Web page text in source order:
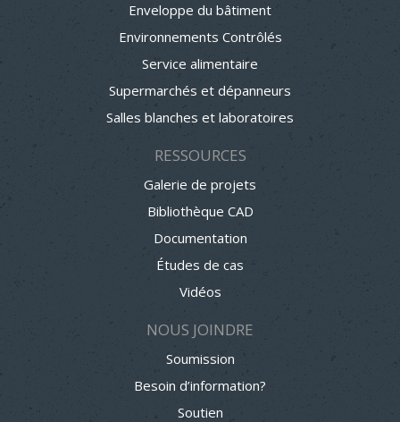
Enveloppe du bâtiment
Environnements Contrôlés
Service alimentaire
Supermarchés et dépanneurs
Salles blanches et laboratoires
RESSOURCES
Galerie de projets
Bibliothèque CAD
Documentation
Études de cas
Vidéos
NOUS JOINDRE
Soumission
Besoin d’information?
Soutien